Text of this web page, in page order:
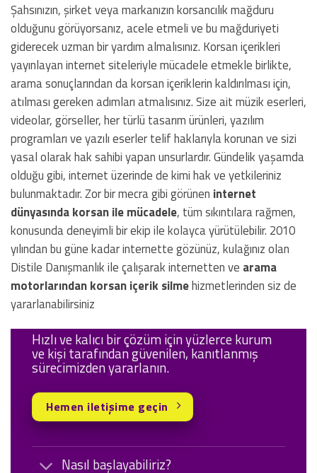
Şahsınızın, şirket veya markanızın korsancılık mağduru
olduğunu görüyorsanız, acele etmeli ve bu mağduriyeti
giderecek uzman bir yardım almalısınız. Korsan içerikleri
yayınlayan internet siteleriyle mücadele etmekle birlikte,
arama sonuçlarından da korsan içeriklerin kaldırılması için,
atılması gereken adımları atmalısınız. Size ait müzik eserleri,
videolar, görseller, her türlü tasarım ürünleri, yazılım
programları ve yazılı eserler telif haklarıyla korunan ve sizi
yasal olarak hak sahibi yapan unsurlardır. Gündelik yaşamda
olduğu gibi, internet üzerinde de kimi hak ve yetkileriniz
bulunmaktadır. Zor bir mecra gibi görünen internet
dünyasında korsan ile mücadele, tüm sıkıntılara rağmen,
konusunda deneyimli bir ekip ile kolayca yürütülebilir. 2010
yılından bu güne kadar internette gözünüz, kulağınız olan
Distile Danışmanlık ile çalışarak internetten ve arama
motorlarından korsan içerik silmehizmetlerinden siz de
yararlanabilirsiniz
Nasıl başlayabiliriz?
Hızlı ve kalıcı bir çözüm için yüzlerce kurum
ve kişi tarafından güvenilen, kanıtlanmış
sürecimizden yararlanın.
Hemen iletişime geçin